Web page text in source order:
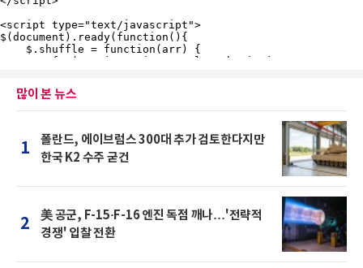
많이 본 뉴스
1
폴란드, 에이브럼스 300대 추가 검토한다지만
한국 K2 수주 굳건
2
美 공군, F-15·F-16 엔진 독점 깨나…'전략적
경쟁' 입찰 전환